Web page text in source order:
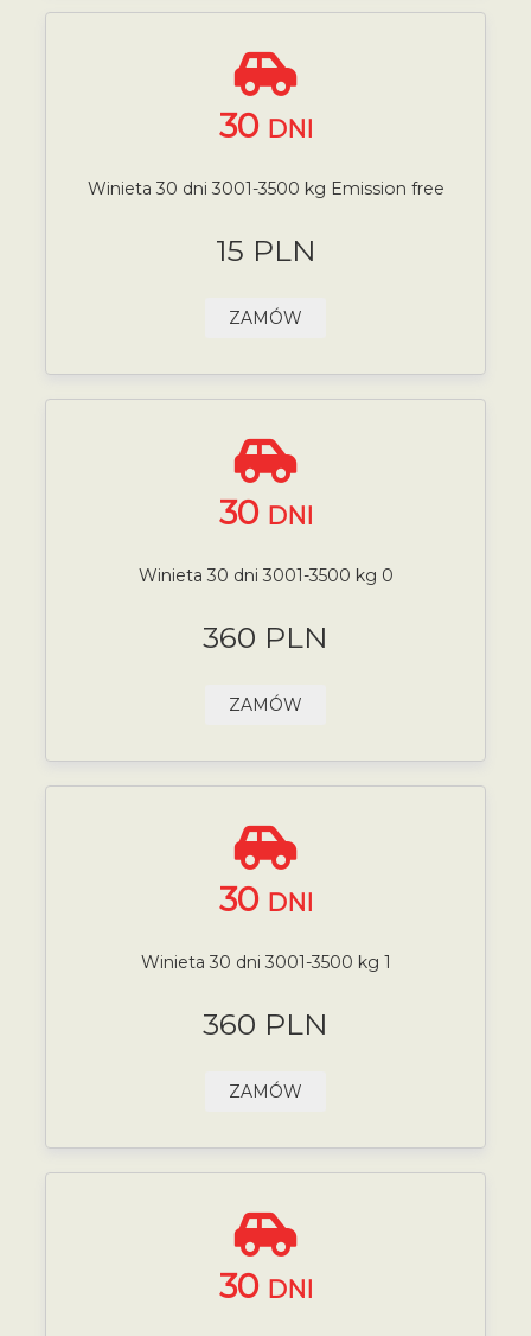
30 DNI
Winieta 30 dni 3001-3500 kg Emission free
15 PLN
ZAMÓW
30 DNI
Winieta 30 dni 3001-3500 kg 0
360 PLN
ZAMÓW
30 DNI
Winieta 30 dni 3001-3500 kg 1
360 PLN
ZAMÓW
30 DNI